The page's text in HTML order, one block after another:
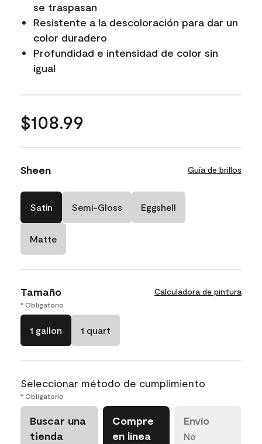
se traspasan
Resistente a la descoloración para dar un
color duradero
Profundidad e intensidad de color sin
igual
$108.99
Sheen Guía de brillos
Satin Semi-Gloss Eggshell
Matte
Tamaño Calculadora de pintura
* Obligatorio
1 gallon 1 quart
Seleccionar método de cumplimiento
* Obligatorio
Buscar una
tienda
Compre
en línea
Envío
No